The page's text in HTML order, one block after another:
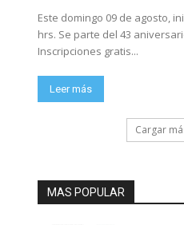
Este domingo 09 de agosto,
hrs. Se parte del 43 aniversario de la zona militar.
Inscripciones gratis...
Leer más
Cargar
MAS POPULAR